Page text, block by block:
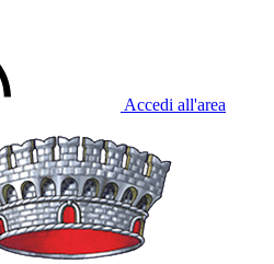
Accedi all'area